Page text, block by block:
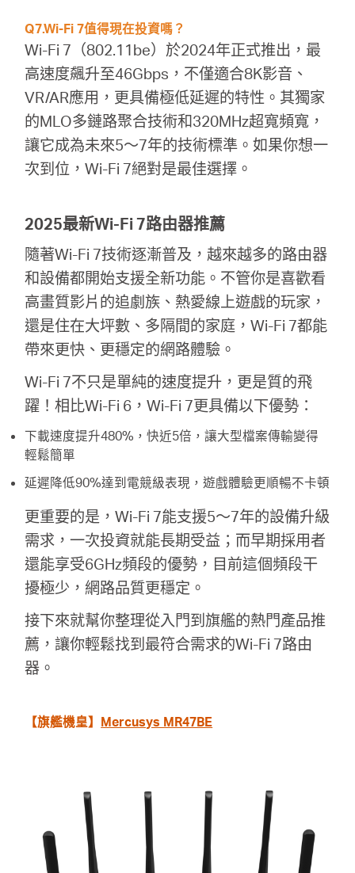
Q7.Wi-Fi 7值得現在投資嗎？
Wi-Fi 7（802.11be）於2024年正式推出，最
高速度飆升至46Gbps，不僅適合8K影音、
VR/AR應用，更具備極低延遲的特性。其獨家
的MLO多鏈路聚合技術和320MHz超寬頻寬，
讓它成為未來5～7年的技術標準。如果你想一
次到位，Wi-Fi 7絕對是最佳選擇。
2025最新Wi-Fi 7路由器推薦
隨著Wi-Fi 7技術逐漸普及，越來越多的路由器
和設備都開始支援全新功能。不管你是喜歡看
高畫質影片的追劇族、熱愛線上遊戲的玩家，
還是住在大坪數、多隔間的家庭，Wi-Fi 7都能
帶來更快、更穩定的網路體驗。
Wi-Fi 7不只是單純的速度提升，更是質的飛
躍！相比Wi-Fi 6，Wi-Fi 7更具備以下優勢：
下載速度提升480%，快近5倍，讓大型檔案傳輸變得
輕鬆簡單
延遲降低90%達到電競級表現，遊戲體驗更順暢不卡頓
更重要的是，Wi-Fi 7能支援5～7年的設備升級
需求，一次投資就能長期受益；而早期採用者
還能享受6GHz頻段的優勢，目前這個頻段干
擾極少，網路品質更穩定。
接下來就幫你整理從入門到旗艦的熱門產品推
薦，讓你輕鬆找到最符合需求的Wi-Fi 7路由
器。
【旗艦機皇】 Mercusys MR47BE